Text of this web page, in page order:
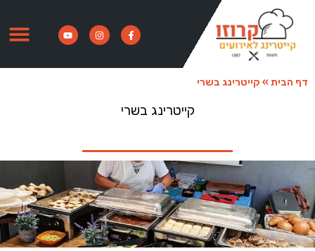
דף הבית»קייטרינג בשרי
קייטרינג בשרי